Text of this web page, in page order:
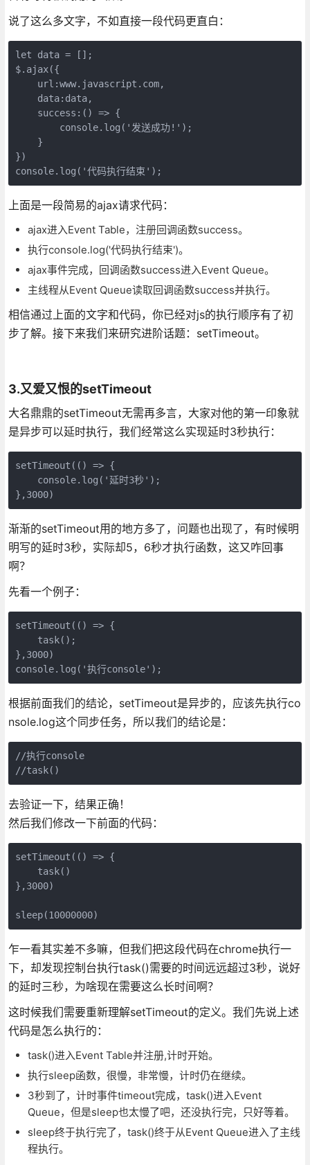
说了这么多文字，不如直接一段代码更直白：
let data = [];
$.ajax({
    url:www.javascript.com,
    data:data,
    success:() => {
        console.log('发送成功!');
    }
})
console.log('代码执行结束');
上面是一段简易的ajax请求代码：
ajax进入Event Table，注册回调函数success。
执行console.log('代码执行结束')。
ajax事件完成，回调函数success进入Event Queue。
主线程从Event Queue读取回调函数success并执行。
相信通过上面的文字和代码，你已经对js的执行顺序有了初
步了解。接下来我们来研究进阶话题：setTimeout。
3.又爱又恨的setTimeout
大名鼎鼎的setTimeout无需再多言，大家对他的第一印象就
是异步可以延时执行，我们经常这么实现延时3秒执行：
setTimeout(() => {
    console.log('延时3秒');
},3000)
渐渐的setTimeout用的地方多了，问题也出现了，有时候明
明写的延时3秒，实际却5，6秒才执行函数，这又咋回事
啊？
先看一个例子：
setTimeout(() => {
    task();
},3000)
console.log('执行console');
根据前面我们的结论，setTimeout是异步的，应该先执行co
nsole.log这个同步任务，所以我们的结论是：
//执行console
//task()
去验证一下，结果正确！
然后我们修改一下前面的代码：
setTimeout(() => {
    task()
},3000)
sleep(10000000)
乍一看其实差不多嘛，但我们把这段代码在chrome执行一
下，却发现控制台执行task()需要的时间远远超过3秒，说好
的延时三秒，为啥现在需要这么长时间啊？
这时候我们需要重新理解setTimeout的定义。我们先说上述
代码是怎么执行的：
task()进入Event Table并注册,计时开始。
执行sleep函数，很慢，非常慢，计时仍在继续。
3秒到了，计时事件timeout完成，task()进入Event
Queue，但是sleep也太慢了吧，还没执行完，只好等着。
sleep终于执行完了，task()终于从Event Queue进入了主线
程执行。